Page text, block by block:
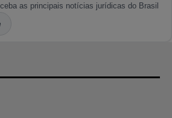
as principais notícias jurídicas do Brasil